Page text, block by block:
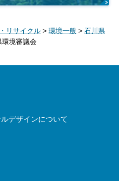
リサイクル > 環境一般 > 石川県
境審議会
デザインについて